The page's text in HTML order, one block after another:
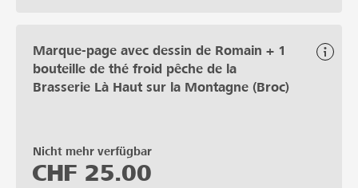
Marque-page avec dessin de Romain + 1
bouteille de thé froid pêche de la
Brasserie Là Haut sur la Montagne (Broc)
Nicht mehr verfügbar
CHF 25.00